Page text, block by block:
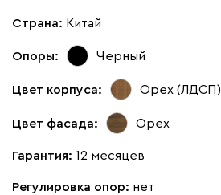
Страна: Китай
Опоры: Черный
Цвет корпуса: Орех (ЛДСП)
Цвет фасада: Орех
Гарантия: 12 месяцев
Регулировка опор: нет